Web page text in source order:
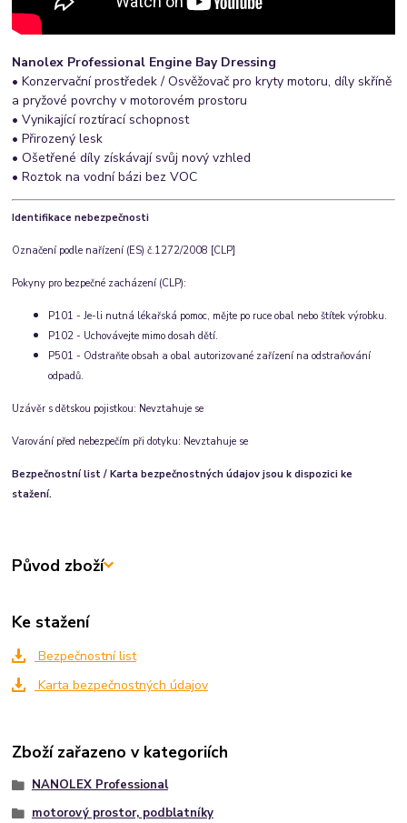
Nanolex Professional Engine Bay Dressing
• Konzervační prostředek / Osvěžovač pro kryty motoru, díly skříně
a pryžové povrchy v motorovém prostoru
• Vynikající roztírací schopnost
• Přirozený lesk
• Ošetřené díly získávají svůj nový vzhled
• Roztok na vodní bázi bez VOC
Identifikace nebezpečnosti
Označení podle nařízení (ES) č.1272/2008 [CLP]
Pokyny pro bezpečné zacházení (CLP):
P101 - Je-li nutná lékařská pomoc, mějte po ruce obal nebo štítek výrobku.
P102 - Uchovávejte mimo dosah dětí.
P501 - Odstraňte obsah a obal autorizované zařízení na odstraňování
odpadů.
Uzávěr s dětskou pojistkou: Nevztahuje se
Varování před nebezpečím při dotyku: Nevztahuje se
Bezpečnostní list / Karta bezpečnostných údajov jsou k dispozici ke
stažení.
Původ zboží
Ke stažení
Bezpečnostní list
Karta bezpečnostných údajov
Zboží zařazeno v kategoriích
NANOLEX Professional
motorový prostor, podblatníky